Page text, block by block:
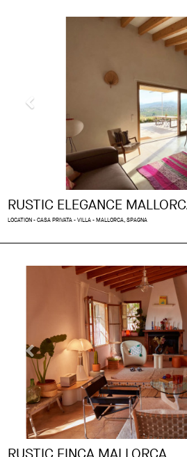
RUSTIC ELEGANCE
LOCATION - CASA PRIVATA - VILLA - MALLORCA, SPAGNA